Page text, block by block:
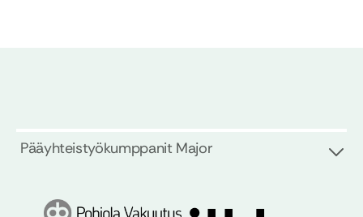
Pääyhteistyökumppanit Major